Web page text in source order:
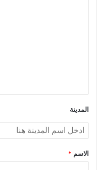
المدينة
الاسم *